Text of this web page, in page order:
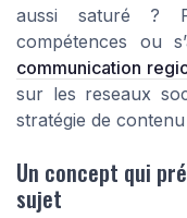
aussi saturé ?
compétences ou
communication
sur les reseaux
stratégie de
Un concept qui
sujet